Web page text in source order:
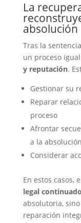
La
absolución
Tras la
un proceso
y reputación.
Gestionar su
Reparar
proceso
Afrontar
a la absolución
Considerar
En estos casos,
legal continuado
absolutoria,
reparación